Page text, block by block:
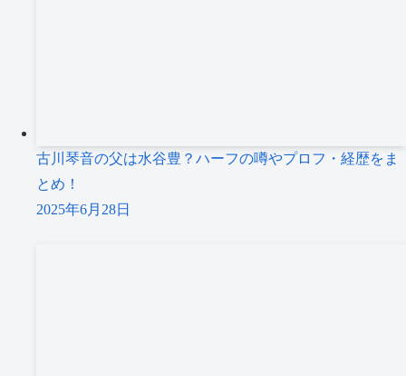
古川琴音の父は水谷豊？ハーフの噂やプロフ・経歴をま
とめ！
2025年6月28日